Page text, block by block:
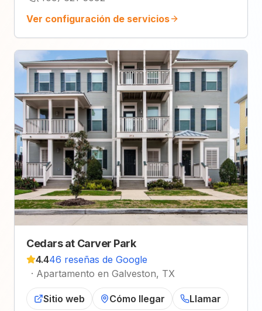
Ver configuración de servicios
Cedars at Carver Park
4.446 reseñas de Google
· Apartamento en Galveston, TX
Sitio web Cómo llegar Llamar